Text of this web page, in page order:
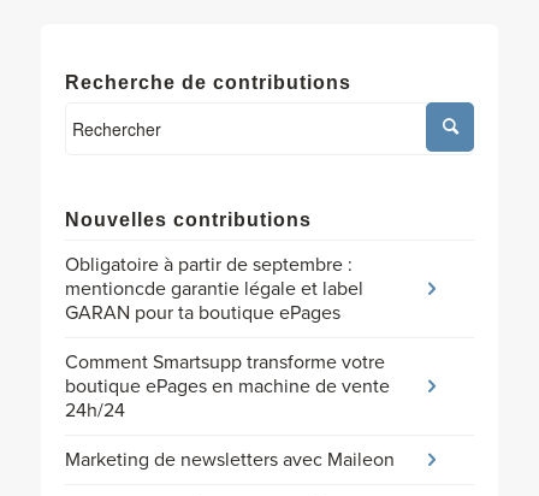
Recherche de contributions
Nouvelles contributions
Obligatoire à partir de septembre :
mentioncde garantie légale et label
GARAN pour ta boutique ePages
Comment Smartsupp transforme votre
boutique ePages en machine de vente
24h/24
Marketing de newsletters avec Maileon